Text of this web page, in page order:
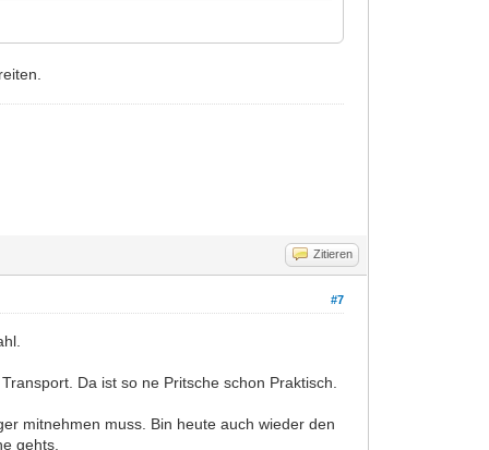
Zitieren
#7
Da ist so ne Pritsche schon Praktisch.
mitnehmen muss. Bin heute auch wieder den
gehts.